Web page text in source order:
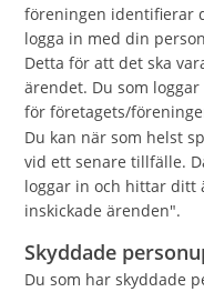
föreningen identifierar
logga in med din
Detta för att det ska
ärendet. Du som
för företagets/
Du kan när som helst
vid ett senare tillfälle.
loggar in och hittar ditt
inskickade ärenden".
Skyddade
Du som har skyddade